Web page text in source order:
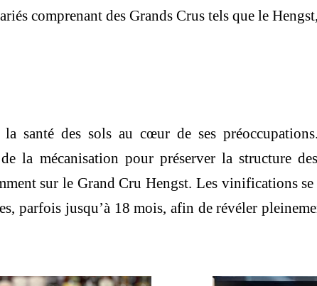
comprenant des Grands Crus tels que le
santé des sols au cœur de ses
la mécanisation pour préserver la structure
sur le Grand Cru Hengst. Les vinifications
parfois jusqu’à 18 mois, afin de révéler